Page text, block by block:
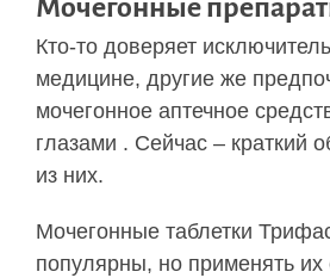
Мочегонные
Кто-то доверяет
медицине, другие же
мочегонное аптечное
глазами . Сейчас – краткий
из них.
Мочегонные таблетки
популярны, но применять их